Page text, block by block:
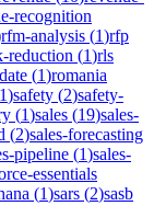
recognition
rfm-analysis (1)rfp
reduction (1)rls
(1)romania
1)safety (2)safety-
(1)sales (19)sales-
(2)sales-forecasting
pipeline (1)sales-
essentials
(1)sars (2)sasb